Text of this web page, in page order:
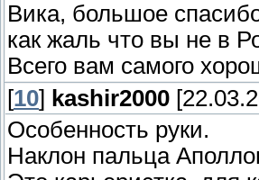
Вика, большое
как жаль что вы не в
Всего вам самого
[10] kashir2000
Особенность руки.
Наклон пальца